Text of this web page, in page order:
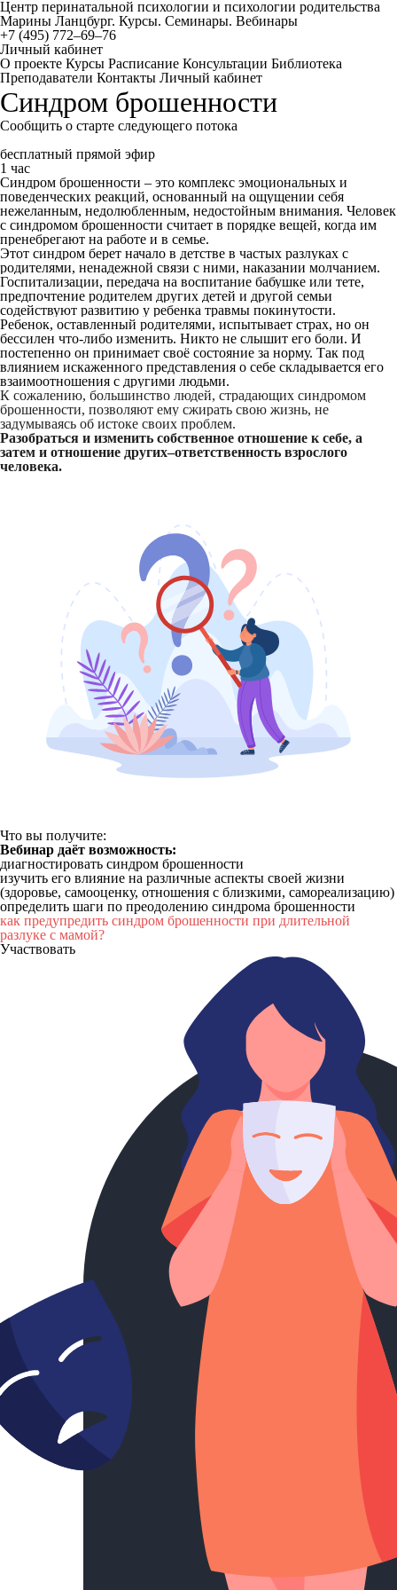
Центр перинатальной психологии и психологии родительства
Марины Ланцбург. Курсы. Семинары. Вебинары
+7 (495) 772–69–76
Личный кабинет
О проекте Курсы Расписание Консультации Библиотека
Преподаватели Контакты Личный кабинет
Синдром брошенности
Сообщить о старте следующего потока
бесплатный прямой эфир
1 час
Синдром брошенности – это комплекс эмоциональных и
поведенческих реакций, основанный на ощущении себя
нежеланным, недолюбленным, недостойным внимания. Человек
с синдромом брошенности считает в порядке вещей, когда им
пренебрегают на работе и в семье.
Этот синдром берет начало в детстве в частых разлуках с
родителями, ненадежной связи с ними, наказании молчанием.
Госпитализации, передача на воспитание бабушке или тете,
предпочтение родителем других детей и другой семьи
содействуют развитию у ребенка травмы покинутости.
Ребенок, оставленный родителями, испытывает страх, но он
бессилен что-либо изменить. Никто не слышит его боли. И
постепенно он принимает своё состояние за норму. Так под
влиянием искаженного представления о себе складывается его
взаимоотношения с другими людьми.
К сожалению, большинство людей, страдающих синдромом
брошенности, позволяют ему сжирать свою жизнь, не
задумываясь об истоке своих проблем.
Разобраться и изменить собственное отношение к себе, а
затем и отношение других–ответственность взрослого
человека.
Что вы получите:
Вебинар даёт возможность:
диагностировать синдром брошенности
изучить его влияние на различные аспекты своей жизни
(здоровье, самооценку, отношения с близкими, самореализацию)
определить шаги по преодолению синдрома брошенности
как предупредить синдром брошенности при длительной
разлуке с мамой?
Участвовать